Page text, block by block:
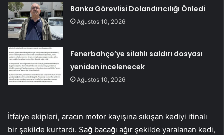
Banka Görevlisi Dolandırıcılığı Önledi
Ağustos 10, 2026
Fenerbahçe’ye silahlı saldırı dosyası
yeniden incelenecek
Ağustos 10, 2026
İtfaiye ekipleri, aracın motor kayışına sıkışan kediyi itinalı
bir şekilde kurtardı. Sağ bacağı ağır şekilde yaralanan kedi,